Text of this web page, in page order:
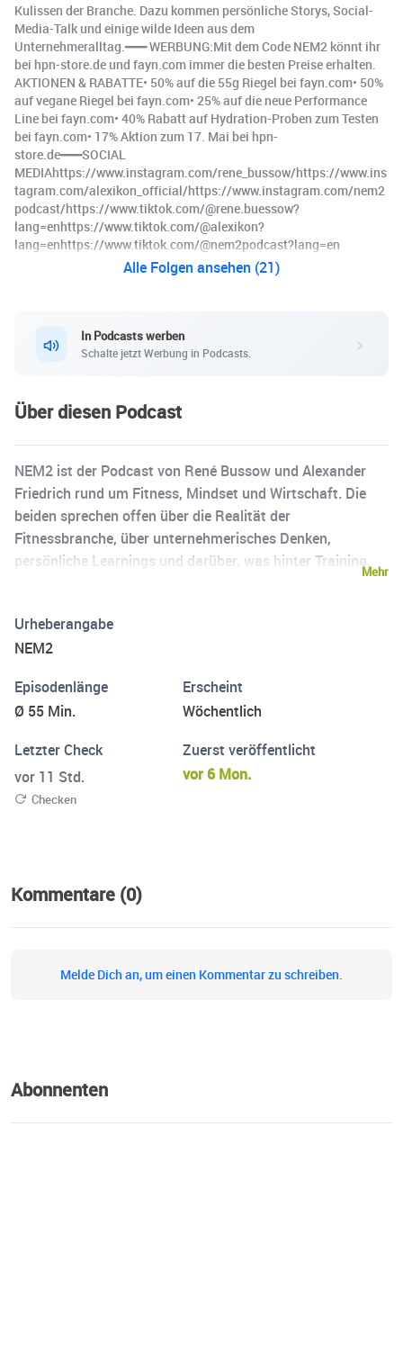
Kulissen der Branche. Dazu kommen persönliche Storys, Social-
Media-Talk und einige wilde Ideen aus dem
Unternehmeralltag.━━━ WERBUNG:Mit dem Code NEM2 könnt ihr
bei hpn-store.de und fayn.com immer die besten Preise erhalten.
AKTIONEN & RABATTE• 50% auf die 55g Riegel bei fayn.com• 50%
auf vegane Riegel bei fayn.com• 25% auf die neue Performance
Line bei fayn.com• 40% Rabatt auf Hydration-Proben zum Testen
bei fayn.com• 17% Aktion zum 17. Mai bei hpn-
store.de━━━SOCIAL
MEDIAhttps://www.instagram.com/rene_bussow/https://www.ins
tagram.com/alexikon_official/https://www.instagram.com/nem2
podcast/https://www.tiktok.com/@rene.buessow?
lang=enhttps://www.tiktok.com/@alexikon?
lang=enhttps://www.tiktok.com/@nem2podcast?lang=en
Alle Folgen ansehen (21)
In Podcasts werben
Schalte jetzt Werbung in Podcasts.
Über diesen Podcast
NEM2 ist der Podcast von René Bussow und Alexander
Friedrich rund um Fitness, Mindset und Wirtschaft. Die
beiden sprechen offen über die Realität der
Fitnessbranche, über unternehmerisches Denken,
persönliche Learnings und darüber, was hinter Training,
aus der Praxis und Gesprächen, die auch mal unbequem
sein dürfen. Mal ernst, mal entspannt, aber immer auf den
auch verstehen wollen – im Kopf und im Business.
Mehr
Urheberangabe
NEM2
Episodenlänge
Ø 55 Min.
Erscheint
Wöchentlich
Letzter Check
vor 11 Std.
Checken
Zuerst veröffentlicht
vor 6 Mon.
Kommentare (0)
Melde Dich an, um einen Kommentar zu schreiben.
Abonnenten